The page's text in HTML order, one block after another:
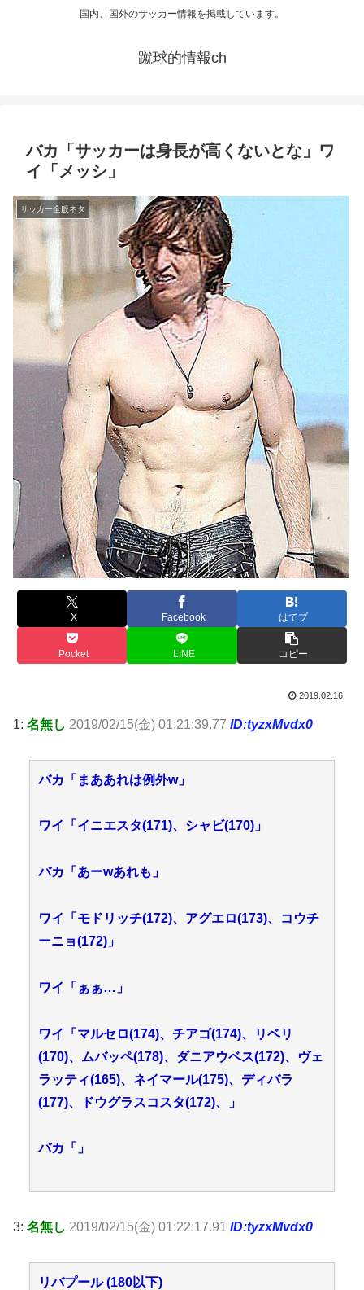
国内、国外のサッカー情報を掲載しています。
蹴球的情報ch
バカ「サッカーは身長が高くないとな」ワ
イ「メッシ」
サッカー全般ネタ
X Facebook はてブ
Pocket LINE コピー
2019.02.16
1: 名無し 2019/02/15(金) 01:21:39.77 ID:tyzxMvdx0
バカ「まああれは例外w」
ワイ「イニエスタ(171)、シャビ(170)」
バカ「あーwあれも」
ワイ「モドリッチ(172)、アグエロ(173)、コウチ
ーニョ(172)」
ワイ「ぁぁ…」
ワイ「マルセロ(174)、チアゴ(174)、リベリ
(170)、ムバッペ(178)、ダニアウベス(172)、ヴェ
ラッティ(165)、ネイマール(175)、ディバラ
(177)、ドウグラスコスタ(172)、」
バカ「」
3: 名無し 2019/02/15(金) 01:22:17.91 ID:tyzxMvdx0
リバプール (180以下)